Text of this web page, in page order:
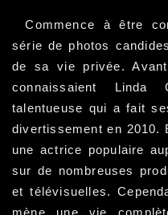
Commence à être
série de photos
de sa vie privée.
connaissaient
talentueuse qui a fait
divertissement en 2010.
une actrice populaire
sur de nombreuses
et télévisuelles.